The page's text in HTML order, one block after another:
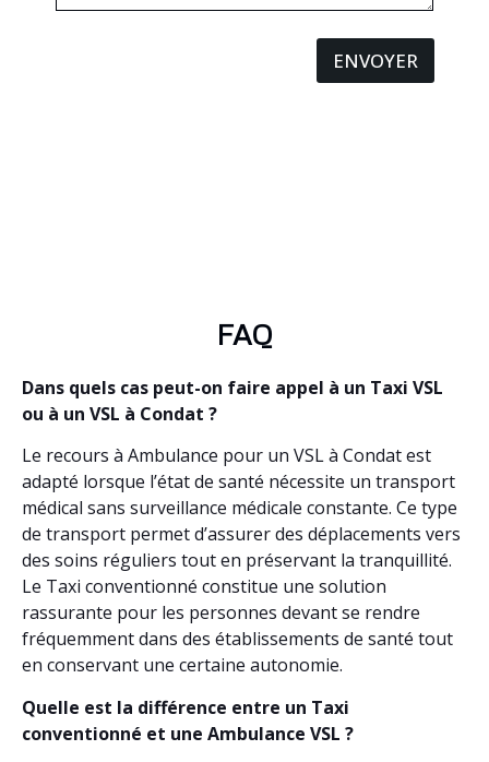
ENVOYER
FAQ
Dans quels cas peut-on faire appel à un Taxi VSL
ou à un VSL à Condat ?
Le recours à Ambulance pour un VSL à Condat est
adapté lorsque l’état de santé nécessite un transport
médical sans surveillance médicale constante. Ce type
de transport permet d’assurer des déplacements vers
des soins réguliers tout en préservant la tranquillité.
Le Taxi conventionné constitue une solution
rassurante pour les personnes devant se rendre
fréquemment dans des établissements de santé tout
en conservant une certaine autonomie.
Quelle est la différence entre un Taxi
conventionné et une Ambulance VSL ?